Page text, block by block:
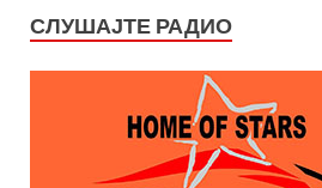
СЛУШАЈТЕ РАДИО